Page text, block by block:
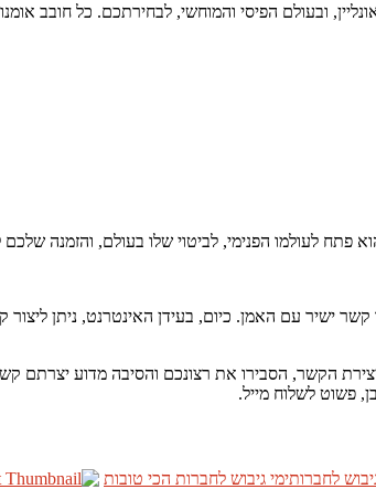
ובעולם הפיסי והמוחשי, לבחירתכם. כל חובב
פתח לעולמו הפנימי, לביטוי שלו בעולם, והזמנה שלכם
ישיר עם האמן. כיום, בעידן האינטרנט, ניתן
הקשר, הסבירו את רצונכם והסיבה מדוע יצרתם
פשוט לשלוח מייל.
ימי גיבוש לחברות הכי טובות